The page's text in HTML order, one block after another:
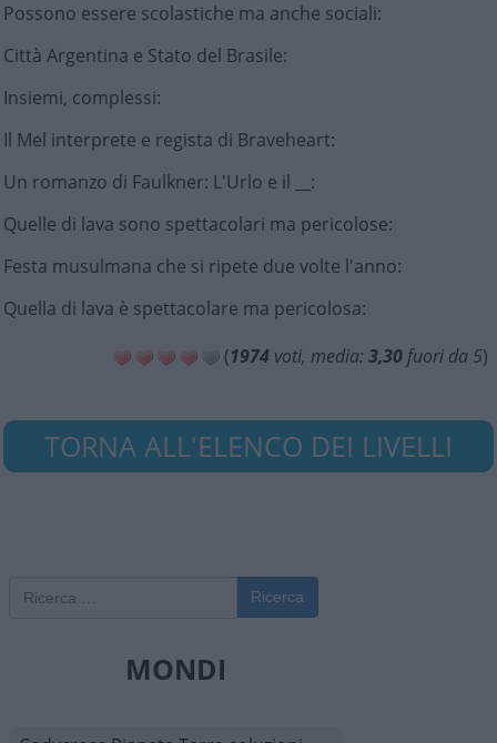
Possono essere scolastiche ma anche sociali:
Città Argentina e Stato del Brasile:
Insiemi, complessi:
Il Mel interprete e regista di Braveheart:
Un romanzo di Faulkner: L'Urlo e il __ :
Quelle di lava sono spettacolari ma pericolose:
Festa musulmana che si ripete due volte l'anno:
Quella di lava è spettacolare ma pericolosa:
(1974 voti, media: 3,30 fuori da 5)
TORNA ALL'ELENCO DEI LIVELLI
Ricerca
MONDI